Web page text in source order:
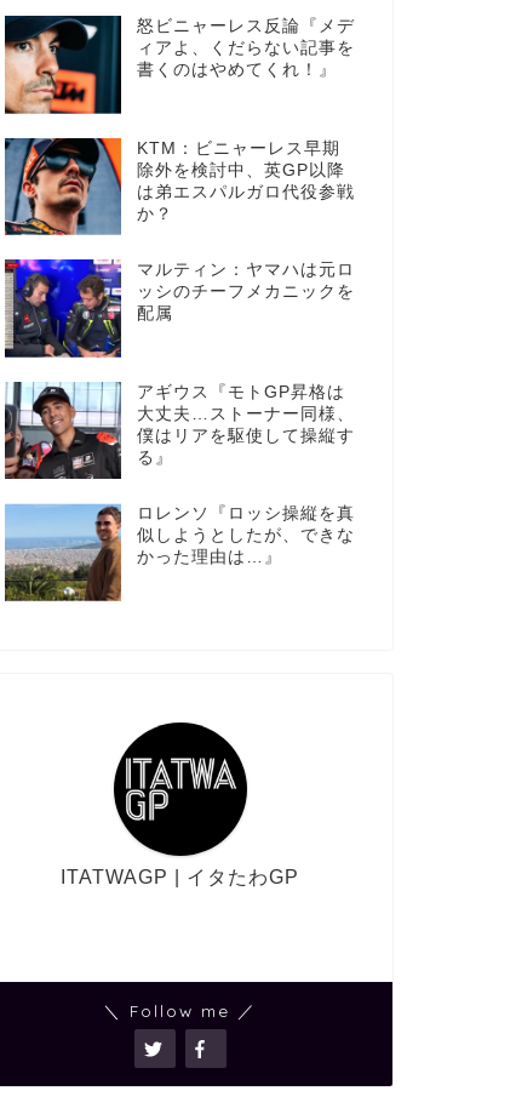
怒ビニャーレス反論『メデ
ィアよ、くだらない記事を
書くのはやめてくれ！』
KTM：ビニャーレス早期
除外を検討中、英GP以降
は弟エスパルガロ代役参戦
か？
マルティン：ヤマハは元ロ
ッシのチーフメカニックを
配属
アギウス『モトGP昇格は
大丈夫…ストーナー同様、
僕はリアを駆使して操縦す
る』
ロレンソ『ロッシ操縦を真
似しようとしたが、できな
かった理由は…』
ITATWAGP | イタたわGP
＼ Follow me ／